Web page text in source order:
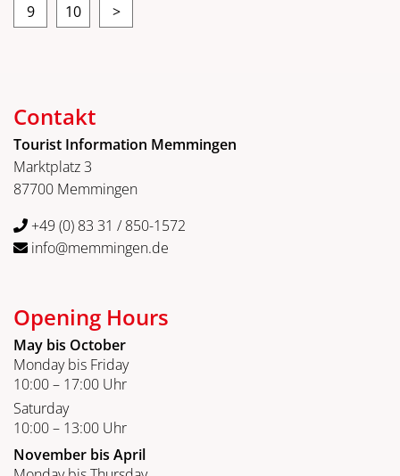
9 10 >
Contakt
Tourist Information Memmingen
Marktplatz 3
87700 Memmingen
+49 (0) 83 31 / 850-1572
info@memmingen.de
Opening Hours
May bis October
Monday bis Friday
10:00 – 17:00 Uhr
Saturday
10:00 – 13:00 Uhr
November bis April